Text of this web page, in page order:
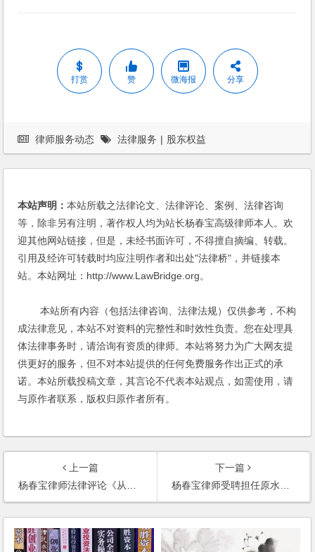
打赏 赞 微海报 分享
律师服务动态 法律服务 | 股东权益
本站声明：本站所载之法律论文、法律评论、案例、法律咨询
等，除非另有注明，著作权人均为站长杨春宝高级律师本人。欢
迎其他网站链接，但是，未经书面许可，不得擅自摘编、转载。
引用及经许可转载时均应注明作者和出处"法律桥"，并链接本
站。本站网址：http://www.LawBridge.org。
本站所有内容（包括法律咨询、法律法规）仅供参考，不构
成法律意见，本站不对资料的完整性和时效性负责。您在处理具
体法律事务时，请洽询有资质的律师。本站将努力为广大网友提
供更好的服务，但不对本站提供的任何免费服务作出正式的承
诺。本站所载投稿文章，其言论不代表本站观点，如需使用，请
与原作者联系，版权归原作者所有。
上一篇
杨春宝律师法律评论《从凯立案说开去》在北大法律信息网发表
下一篇
杨春宝律师受聘担任原水股份（600649）法律顾问